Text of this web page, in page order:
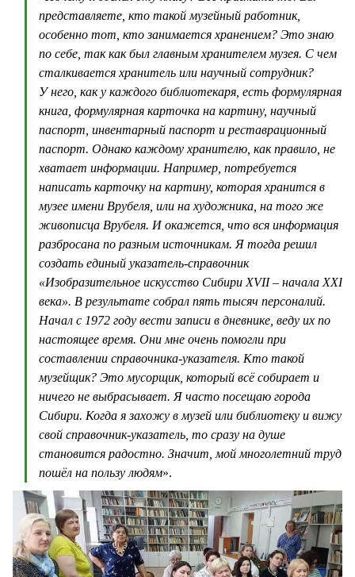
представляете, кто такой музейный работник,
особенно тот, кто занимается хранением? Это знаю
по себе, так как был главным хранителем музея. С чем
сталкивается хранитель или научный сотрудник?
У него, как у каждого библиотекаря, есть формулярная
книга, формулярная карточка на картину, научный
паспорт, инвентарный паспорт и реставрационный
паспорт. Однако каждому хранителю, как правило, не
хватает информации. Например, потребуется
написать карточку на картину, которая хранится в
музее имени Врубеля, или на художника, на того же
живописца Врубеля. И окажется, что вся информация
разбросана по разным источникам. Я тогда решил
создать единый указатель-справочник
«Изобразительное искусство Сибири XVII – начала XXI
века». В результате собрал пять тысяч персоналий.
Начал с 1972 году вести записи в дневнике, веду их по
настоящее время. Они мне очень помогли при
составлении справочника-указателя. Кто такой
музейщик? Это мусорщик, который всё собирает и
ничего не выбрасывает. Я часто посещаю города
Сибири. Когда я захожу в музей или библиотеку и вижу
свой справочник-указатель, то сразу на душе
становится радостно. Значит, мой многолетний труд
пошёл на пользу людям».